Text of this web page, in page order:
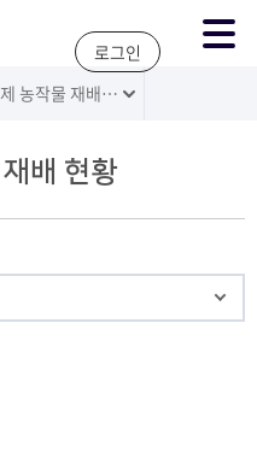
로그인
김제 농작물 재배 현황
배 현황